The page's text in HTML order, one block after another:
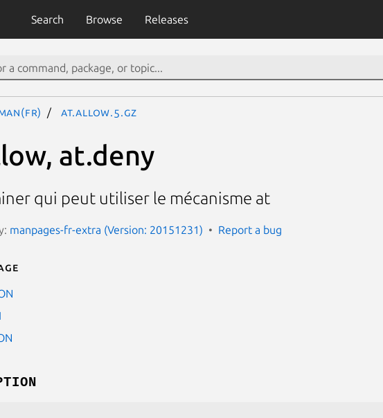
Search Browse Releases
at.allow.5.gz
at.deny
qui peut utiliser le mécanisme at
manpages-fr-extra (Version: 20151231) Report a bug